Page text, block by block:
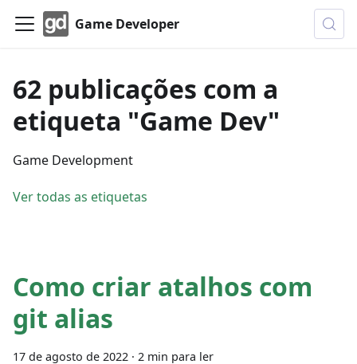
Game Developer
62 publicações com a
etiqueta "Game Dev"
Game Development
Ver todas as etiquetas
Como criar atalhos com
git alias
17 de agosto de 2022 · 2 min para ler